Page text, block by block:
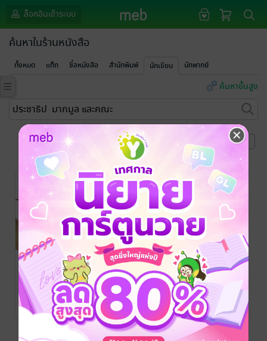
ล็อกอินเข้าระบบ
ค้นหาในร้านหนังสือ
ทั้งหมด แท็ก ชื่อหนังสือ สำนักพิมพ์ นักเขียน นักพากย์
ค้นหาขั้นสูง
หน้าที่ 1
นิทรรศการ
ศิลปกรรมร่วม
สมัย
“สุวรรณภูมิ
งามศิลป์
แผ่นดินทอง”
ประชาธิป มากมูล
และคณะ
/ สิปปะ
ทัศน์
ศิลปะและภาพถ่าย
1 Rating